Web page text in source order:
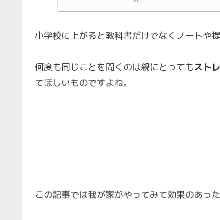
小学校に上がると教科書だけでなくノートや
何度も同じことを聞くのは親にとってもスト
てほしいものですよね。
この記事では我が家がやってみて効果のあっ